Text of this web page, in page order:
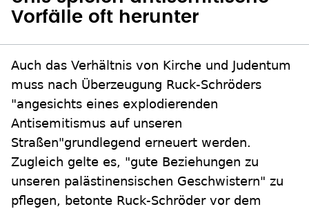
Vorfälle oft herunter
Auch das Verhältnis von Kirche und Judentum
muss nach Überzeugung Ruck-Schröders
"angesichts eines explodierenden
Antisemitismus auf unseren
Straßen"grundlegend erneuert werden.
Zugleich gelte es, "gute Beziehungen zu
unseren palästinensischen Geschwistern" zu
pflegen, betonte Ruck-Schröder vor dem